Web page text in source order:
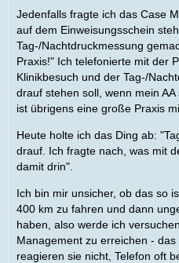
Jedenfalls fragte ich das Case
auf dem Einweisungsschein
Tag-/Nachtdruckmessung
Praxis!" Ich telefonierte mit der
Klinikbesuch und der Tag-/
drauf stehen soll, wenn mein
ist übrigens eine große Praxis
Heute holte ich das Ding ab:
drauf. Ich fragte nach, was mit
damit drin".
Ich bin mir unsicher, ob das so
400 km zu fahren und dann
haben, also werde ich
Management zu erreichen -
reagieren sie nicht, Telefon oft